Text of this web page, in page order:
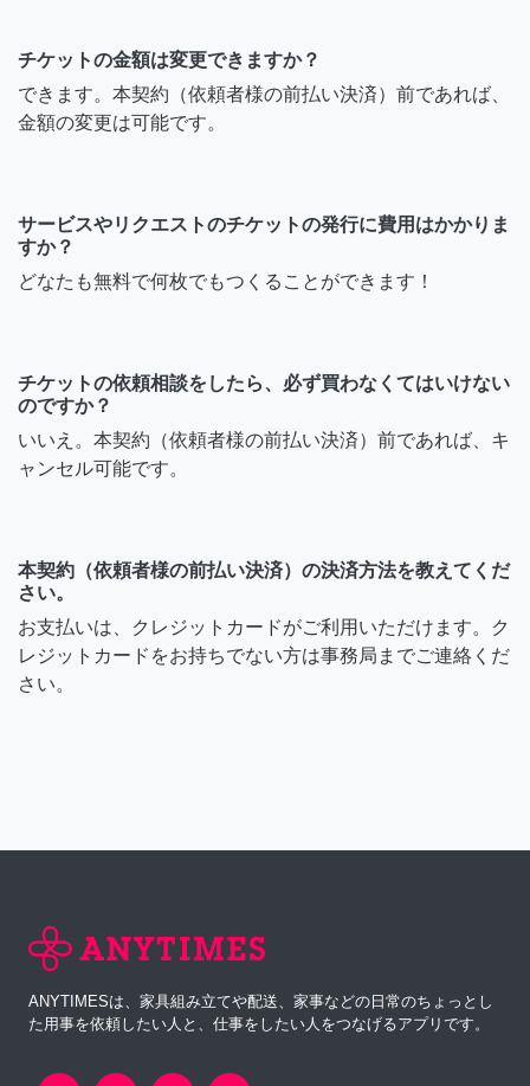
チケットの金額は変更できますか？
できます。本契約（依頼者様の前払い決済）前であれば、
金額の変更は可能です。
サービスやリクエストのチケットの発行に費用はかかりま
すか？
どなたも無料で何枚でもつくることができます！
チケットの依頼相談をしたら、必ず買わなくてはいけない
のですか？
いいえ。本契約（依頼者様の前払い決済）前であれば、キ
ャンセル可能です。
本契約（依頼者様の前払い決済）の決済方法を教えてくだ
さい。
お支払いは、クレジットカードがご利用いただけます。ク
レジットカードをお持ちでない方は事務局までご連絡くだ
さい。
ANYTIMESは、家具組み立てや配送、家事などの日常のちょっとし
た用事を依頼したい人と、仕事をしたい人をつなげるアプリです。